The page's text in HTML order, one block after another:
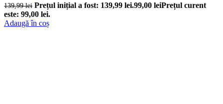
139,99lei Prețul inițial a fost: 139,99 lei.99,00 leiPrețul curent
este: 99,00 lei.
Adaugă în coș